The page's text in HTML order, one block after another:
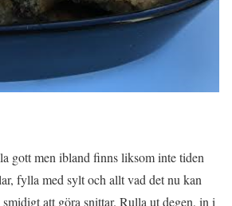
gott men ibland finns liksom inte tiden
fylla med sylt och allt vad det nu kan
att göra snittar. Rulla ut degen, in i